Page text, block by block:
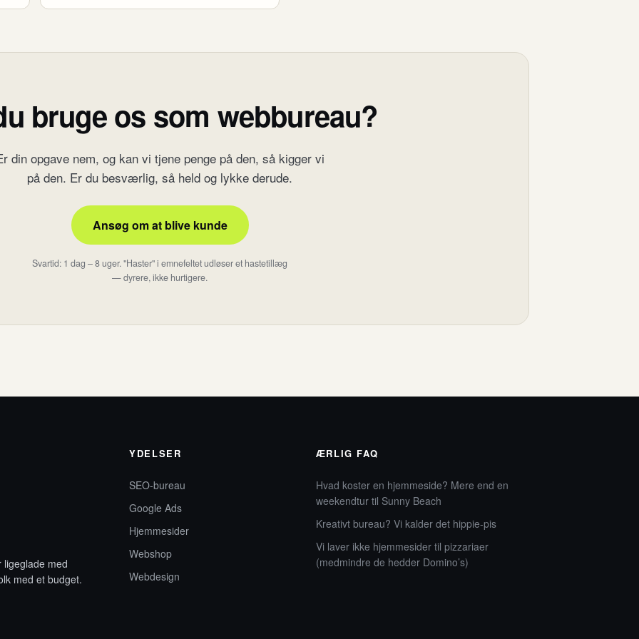
bruge os som webbureau?
din opgave nem, og kan vi tjene penge på den, så kigger vi
på den. Er du besværlig, så held og lykke derude.
Ansøg om at blive kunde
Svartid: 1 dag – 8 uger. "Haster" i emnefeltet udløser et hastetillæg
— dyrere, ikke hurtigere.
ligeglade med
med et budget.
YDELSER
SEO-bureau
Google Ads
Hjemmesider
Webshop
Webdesign
ÆRLIG FAQ
Hvad koster en hjemmeside? Mere end en
weekendtur til Sunny Beach
Kreativt bureau? Vi kalder det hippie-pis
Vi laver ikke hjemmesider til pizzariaer
(medmindre de hedder Domino’s)